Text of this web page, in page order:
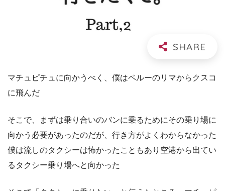
マチュピチュに向かうべく、僕はペルーのリマからクスコ
に飛んだ
そこで、まずは乗り合いのバンに乗るためにその乗り場に
向かう必要があったのだが、行き方がよくわからなかった
僕は流しのタクシーは怖かったこともあり空港から出てい
るタクシー乗り場へと向かった